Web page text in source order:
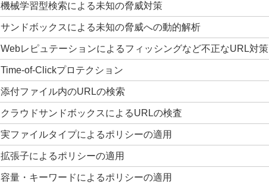
機械学習型検索による未知の脅威対策
サンドボックスによる未知の脅威への動的解析
Webレピュテーションによるフィッシングなど不正なURL対策
Time-of-Clickプロテクション
添付ファイル内のURLの検索
クラウドサンドボックスによるURLの検査
実ファイルタイプによるポリシーの適用
拡張子によるポリシーの適用
容量・キーワードによるポリシーの適用